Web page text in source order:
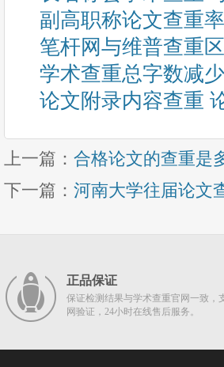
副高职称论文查重
笔杆网与维普查重
学术查重总字数减
论文附录内容查重
上一篇： 合格论文的查重是
下一篇： 河南大学往届论文
正品保证
保证检测结果与学术查重官网一致，
网验证，24小时在线售后服务。